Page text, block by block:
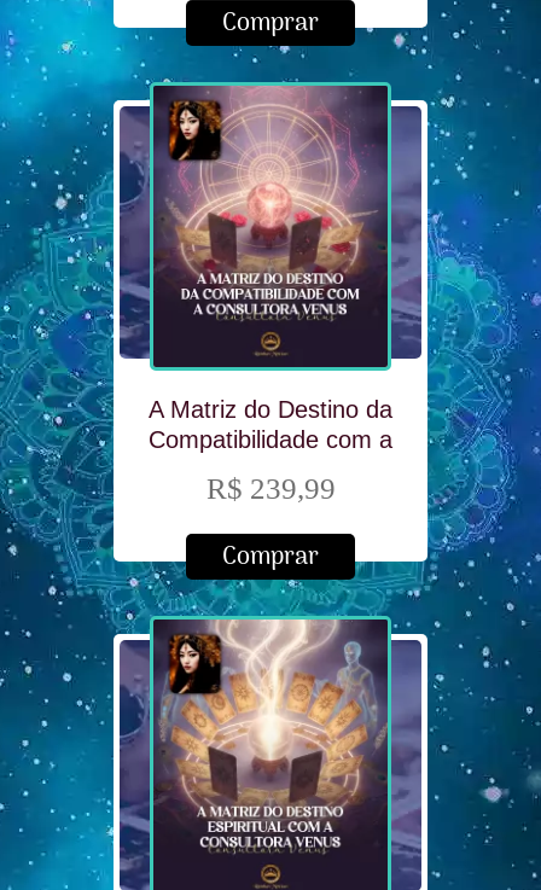
Comprar
A Matriz do Destino da
Compatibilidade com a
R$ 239,99
Comprar